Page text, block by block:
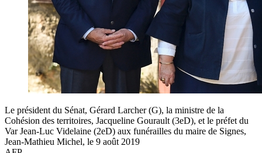
Le président du Sénat, Gérard Larcher (G), la ministre de la
Cohésion des territoires, Jacqueline Gourault (3eD), et le préfet du
Var Jean-Luc Videlaine (2eD) aux funérailles du maire de Signes,
Jean-Mathieu Michel, le 9 août 2019